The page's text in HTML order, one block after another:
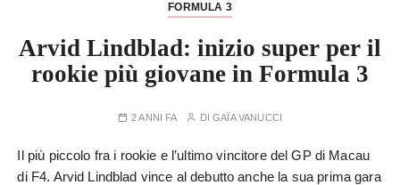
FORMULA 3
Arvid Lindblad: inizio super per il
rookie più giovane in Formula 3
2 ANNI FA DIGAÏA VANUCCI
Il più piccolo fra i rookie e l’ultimo vincitore del GP di Macau
di F4. Arvid Lindblad vince al debutto anche la sua prima gara